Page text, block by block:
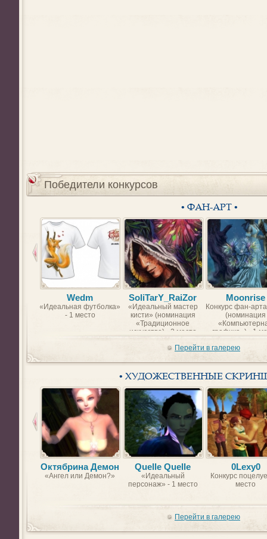
Победители конкурсов
• ФАН-АРТ •
Wedm
«Идеальная футболка»
- 1 место
SoliTarY_RaiZor
«Идеальный мастер
кисти» (номинация
«Традиционное
искусство) - 2 место
Moonrise
Конкурс фан-
(номинация
графика») - 1
Перейти в галерею
• ХУДОЖЕСТВЕННЫЕ
Октябрина Демон
«Ангел или Демон?»
Quelle Quelle
«Идеальный
персонаж» - 1 место
0Lexy0
Конкурс
место
Перейти в галерею